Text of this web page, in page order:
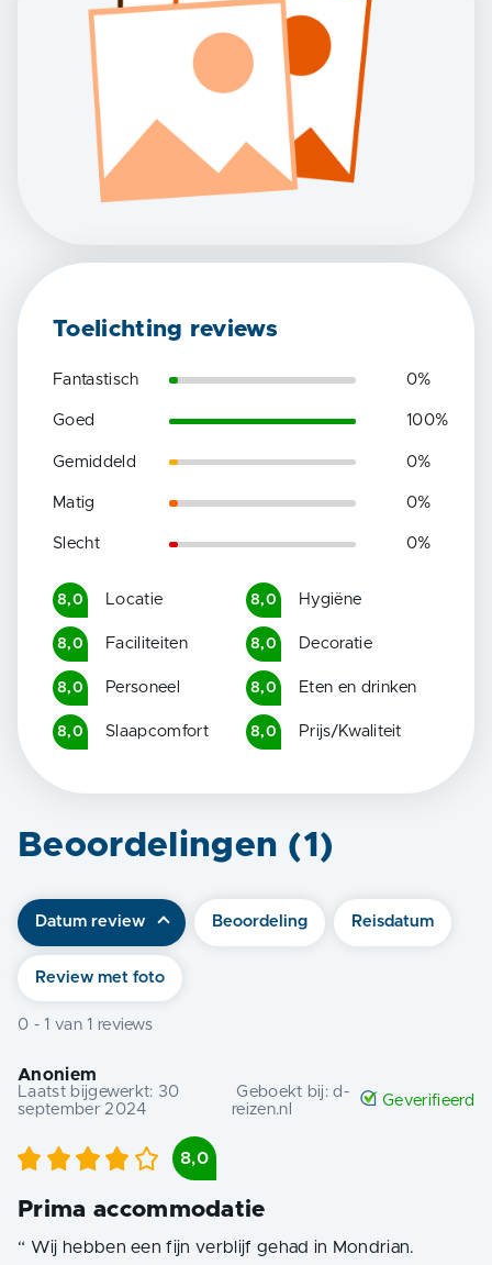
Toelichting reviews
Fantastisch 0%
Goed 100%
Gemiddeld 0%
Matig 0%
Slecht 0%
8,0 Locatie 8,0 Hygiëne
8,0 Faciliteiten 8,0 Decoratie
8,0 Personeel 8,0 Eten en drinken
8,0 Slaapcomfort 8,0 Prijs/Kwaliteit
Beoordelingen (1 )
Datum review Beoordeling Reisdatum
Review met foto
0 - 1 van 1 reviews
Anoniem
Laatst bijgewerkt: 30
september 2024
Geboekt bij:d-
reizen.nl
Geverifieerd
8,0
Prima accommodatie
“ Wij hebben een fijn verblijf gehad in Mondrian.